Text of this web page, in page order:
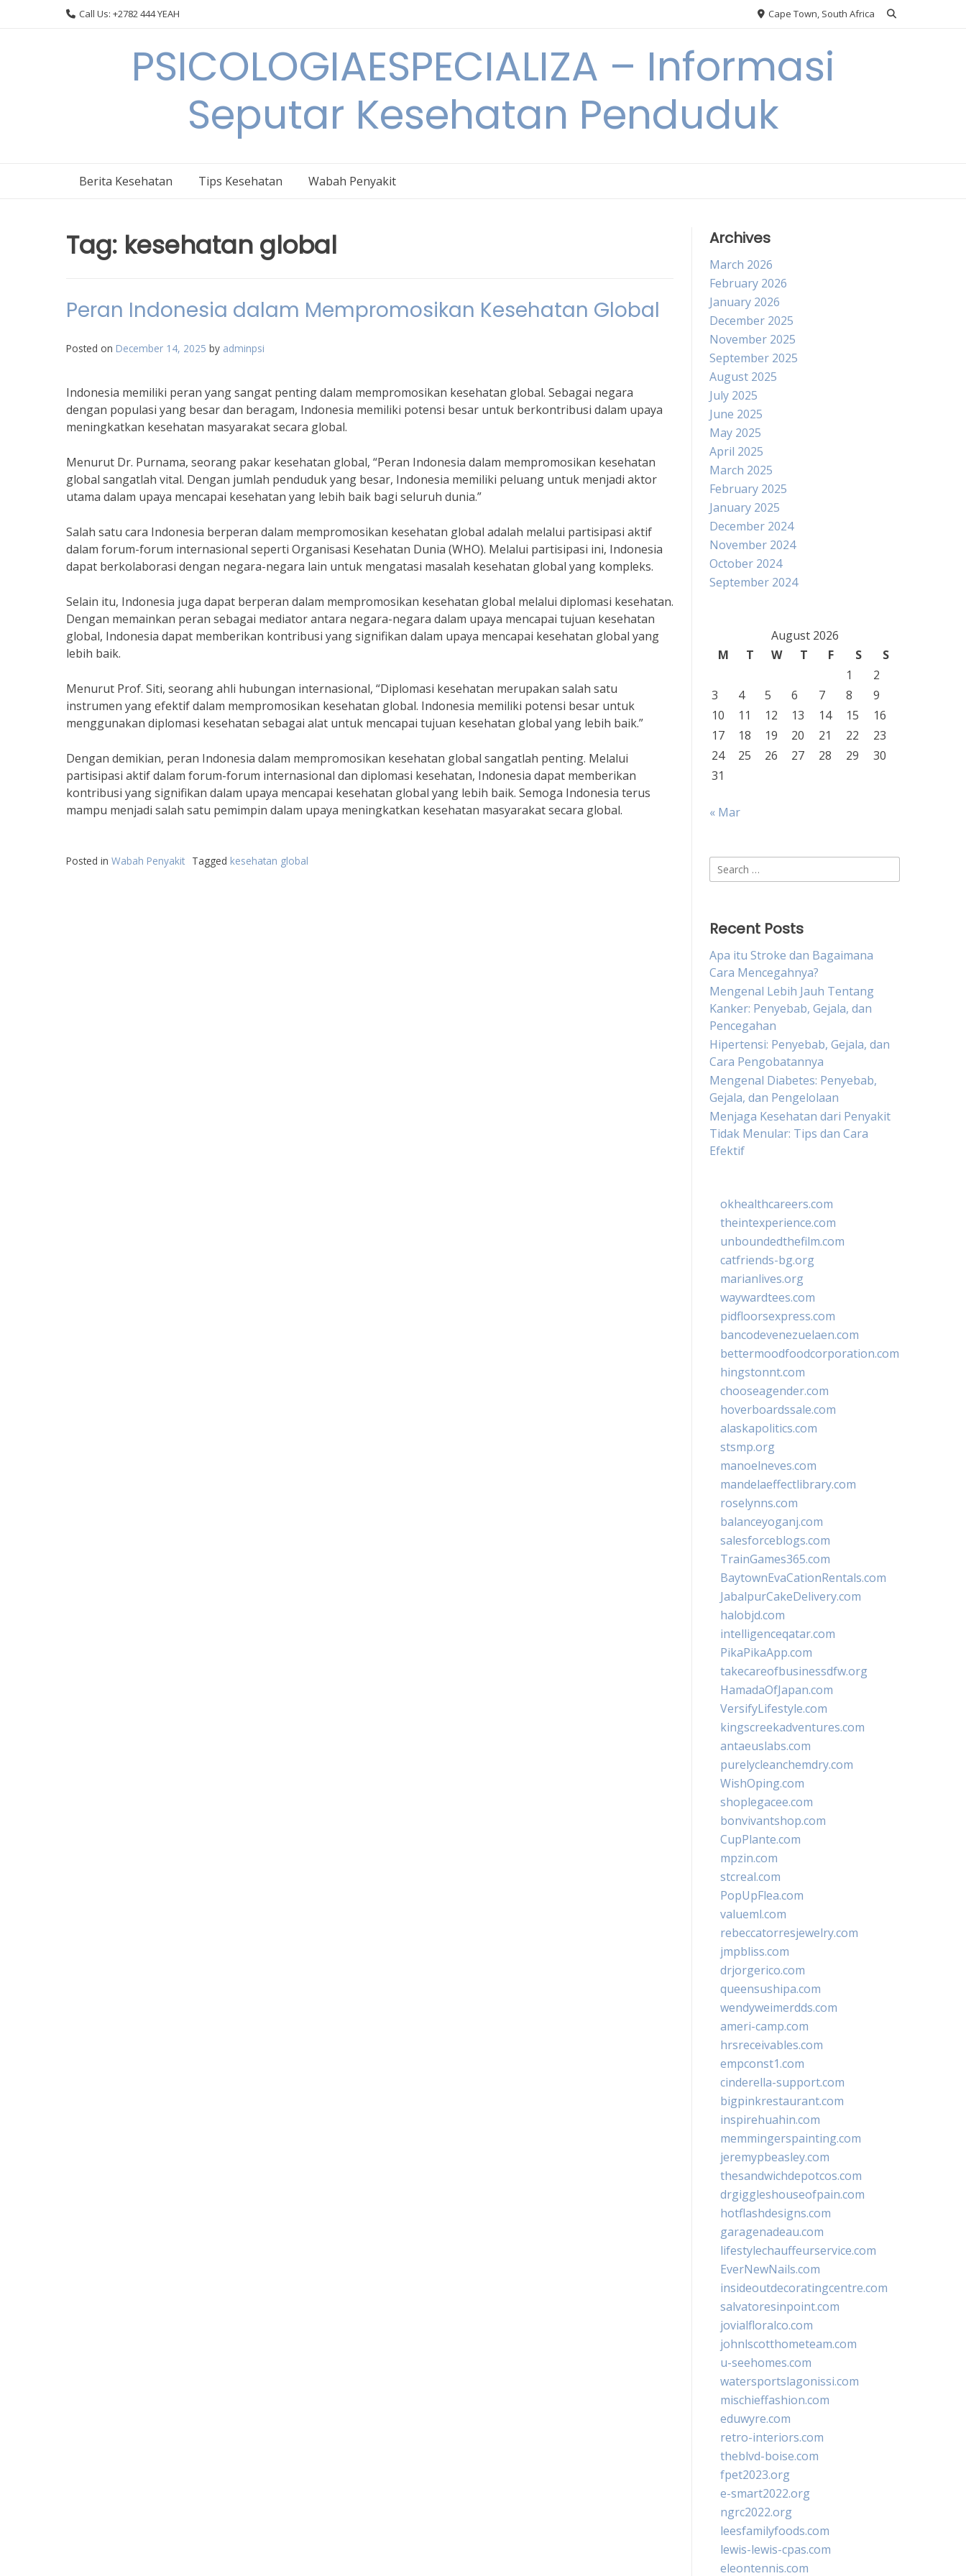
Call Us: +2782 444 YEAH Cape Town, South Africa
PSICOLOGIAESPECIALIZA – Informasi
Seputar Kesehatan Penduduk
Berita Kesehatan Tips Kesehatan Wabah Penyakit
Tag: kesehatan global
Peran Indonesia dalam Mempromosikan Kesehatan Global
Posted on December 14, 2025 by adminpsi
Indonesia memiliki peran yang sangat penting dalam mempromosikan kesehatan global. Sebagai negara
dengan populasi yang besar dan beragam, Indonesia memiliki potensi besar untuk berkontribusi dalam upaya
meningkatkan kesehatan masyarakat secara global.
Menurut Dr. Purnama, seorang pakar kesehatan global, “Peran Indonesia dalam mempromosikan kesehatan
global sangatlah vital. Dengan jumlah penduduk yang besar, Indonesia memiliki peluang untuk menjadi aktor
utama dalam upaya mencapai kesehatan yang lebih baik bagi seluruh dunia.”
Salah satu cara Indonesia berperan dalam mempromosikan kesehatan global adalah melalui partisipasi aktif
dalam forum-forum internasional seperti Organisasi Kesehatan Dunia (WHO). Melalui partisipasi ini, Indonesia
dapat berkolaborasi dengan negara-negara lain untuk mengatasi masalah kesehatan global yang kompleks.
Selain itu, Indonesia juga dapat berperan dalam mempromosikan kesehatan global melalui diplomasi kesehatan.
Dengan memainkan peran sebagai mediator antara negara-negara dalam upaya mencapai tujuan kesehatan
global, Indonesia dapat memberikan kontribusi yang signifikan dalam upaya mencapai kesehatan global yang
lebih baik.
Menurut Prof. Siti, seorang ahli hubungan internasional, “Diplomasi kesehatan merupakan salah satu
instrumen yang efektif dalam mempromosikan kesehatan global. Indonesia memiliki potensi besar untuk
menggunakan diplomasi kesehatan sebagai alat untuk mencapai tujuan kesehatan global yang lebih baik.”
Dengan demikian, peran Indonesia dalam mempromosikan kesehatan global sangatlah penting. Melalui
partisipasi aktif dalam forum-forum internasional dan diplomasi kesehatan, Indonesia dapat memberikan
kontribusi yang signifikan dalam upaya mencapai kesehatan global yang lebih baik. Semoga Indonesia terus
mampu menjadi salah satu pemimpin dalam upaya meningkatkan kesehatan masyarakat secara global.
Posted in Wabah Penyakit Tagged kesehatan global
Archives
March 2026
February 2026
January 2026
December 2025
November 2025
September 2025
August 2025
July 2025
June 2025
May 2025
April 2025
March 2025
February 2025
January 2025
December 2024
November 2024
October 2024
September 2024
August 2026
M
T W T F S
S
1
2
3
4 5 6 7 8
9
10
11 12 13 14 15
16
17
18 19 20 21 22
23
24
25 26 27 28 29
30
31
« Mar
Search
for:
Recent Posts
Apa itu Stroke dan Bagaimana
Cara Mencegahnya?
Mengenal Lebih Jauh Tentang
Kanker: Penyebab, Gejala, dan
Pencegahan
Hipertensi: Penyebab, Gejala, dan
Cara Pengobatannya
Mengenal Diabetes: Penyebab,
Gejala, dan Pengelolaan
Menjaga Kesehatan dari Penyakit
Tidak Menular: Tips dan Cara
Efektif
okhealthcareers.com
theintexperience.com
unboundedthefilm.com
catfriends-bg.org
marianlives.org
waywardtees.com
pidfloorsexpress.com
bancodevenezuelaen.com
bettermoodfoodcorporation.com
hingstonnt.com
chooseagender.com
hoverboardssale.com
alaskapolitics.com
stsmp.org
manoelneves.com
mandelaeffectlibrary.com
roselynns.com
balanceyoganj.com
salesforceblogs.com
TrainGames365.com
BaytownEvaCationRentals.com
JabalpurCakeDelivery.com
halobjd.com
intelligenceqatar.com
PikaPikaApp.com
takecareofbusinessdfw.org
HamadaOfJapan.com
VersifyLifestyle.com
kingscreekadventures.com
antaeuslabs.com
purelycleanchemdry.com
WishOping.com
shoplegacee.com
bonvivantshop.com
CupPlante.com
mpzin.com
stcreal.com
PopUpFlea.com
valueml.com
rebeccatorresjewelry.com
jmpbliss.com
drjorgerico.com
queensushipa.com
wendyweimerdds.com
ameri-camp.com
hrsreceivables.com
empconst1.com
cinderella-support.com
bigpinkrestaurant.com
inspirehuahin.com
memmingerspainting.com
jeremypbeasley.com
thesandwichdepotcos.com
drgiggleshouseofpain.com
hotflashdesigns.com
garagenadeau.com
lifestylechauffeurservice.com
EverNewNails.com
insideoutdecoratingcentre.com
salvatoresinpoint.com
jovialfloralco.com
johnlscotthometeam.com
u-seehomes.com
watersportslagonissi.com
mischieffashion.com
eduwyre.com
retro-interiors.com
theblvd-boise.com
fpet2023.org
e-smart2022.org
ngrc2022.org
leesfamilyfoods.com
lewis-lewis-cpas.com
eleontennis.com